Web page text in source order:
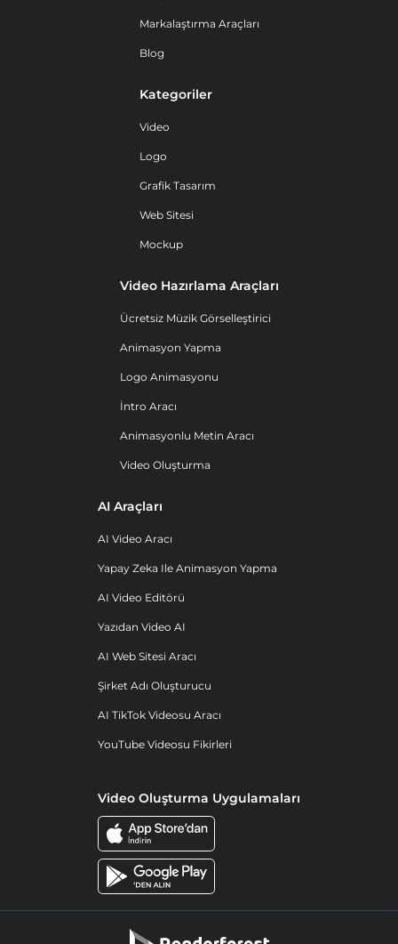
Markalaştırma Araçları
Blog
Kategoriler
Video
Logo
Grafik Tasarım
Web Sitesi
Mockup
Video Hazırlama Araçları
Ücretsiz Müzik Görselleştirici
Animasyon Yapma
Logo Animasyonu
İntro Aracı
Animasyonlu Metin Aracı
Video Oluşturma
AI Araçları
AI Video Aracı
Yapay Zeka Ile Animasyon Yapma
AI Video Editörü
Yazıdan Video AI
AI Web Sitesi Aracı
Şirket Adı Oluşturucu
AI TikTok Videosu Aracı
YouTube Videosu Fikirleri
Video Oluşturma Uygulamaları